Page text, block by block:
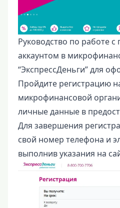
Руководство по работе
аккаунтом в
“ЭкспрессДеньги” для
Пройдите регистрацию
микрофинансовой
личные данные в
Для завершения
свой номер телефона и
выполнив указания на